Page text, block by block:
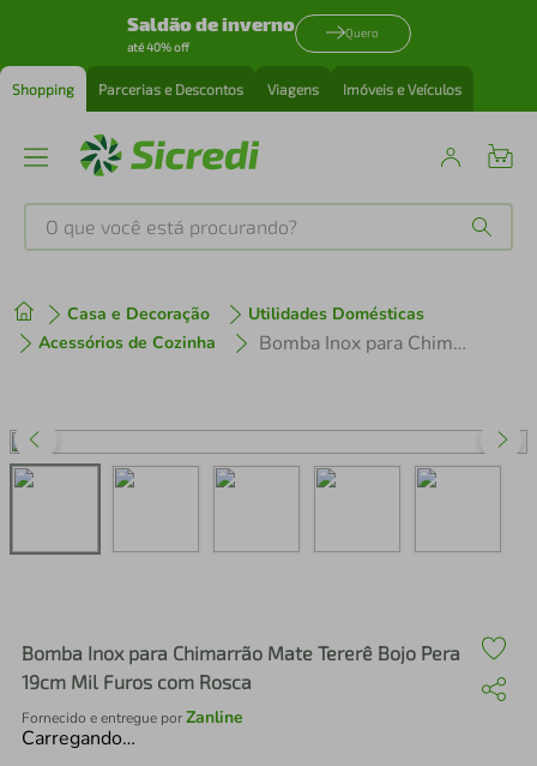
Saldão de inverno
até 40% off
Quero
Shopping Parcerias e Descontos Viagens Imóveis e Veículos
O que você está procurando?
Casa e Decoração
Utilidades Domésticas
Acessórios de Cozinha
Bomba Inox para Chimarrão Mate Tererê Bojo Pera 19cm Mil Furos com Rosca
Bomba Inox para Chimarrão Mate Tererê Bojo Pera
19cm Mil Furos com Rosca
Fornecido e entregue porZanline
Carregando…
1º tenis
3º perfume